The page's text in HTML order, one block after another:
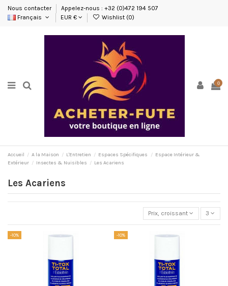
Nous contacter
Appelez-nous : +32 (0)472 194 507
Français
EUR € Wishlist (0)
0
Accueil A la Maison L'Entretien Espaces Spécifiques
Espace Intérieur &
Extérieur
Insectes & Nuisibles Les Acariens
Les Acariens
Prix, croissant 3
-10% -10%